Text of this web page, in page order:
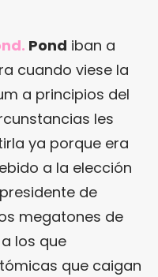
Pond iban a
cuando viese la
a principios del
les
ya porque era
a la elección
de
megatones de
los que
que caigan